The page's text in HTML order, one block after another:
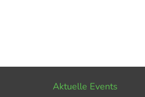
Aktuelle Events